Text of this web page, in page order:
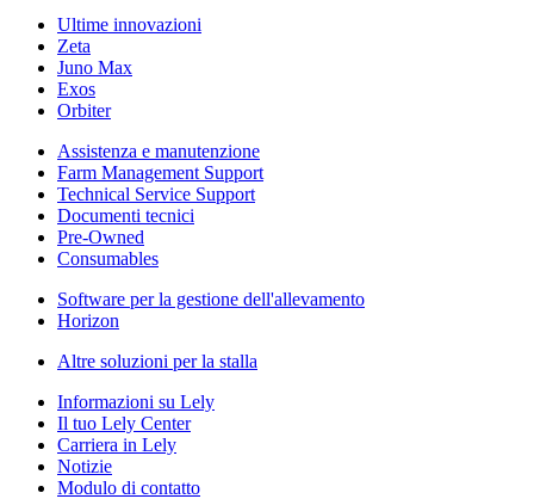
Ultime innovazioni
Zeta
Juno Max
Exos
Orbiter
Assistenza e manutenzione
Farm Management Support
Technical Service Support
Documenti tecnici
Pre-Owned
Consumables
Software per la gestione dell'allevamento
Horizon
Altre soluzioni per la stalla
Informazioni su Lely
Il tuo Lely Center
Carriera in Lely
Notizie
Modulo di contatto